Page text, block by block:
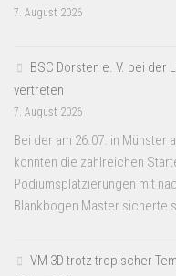
7. August 2026
BSC Dorsten e. V. bei der
vertreten
7. August 2026
Bei der am 26.07. in
konnten die zahlreichen
Podiumsplatzierungen mit
Blankbogen Master sicherte
VM 3D trotz tropischer